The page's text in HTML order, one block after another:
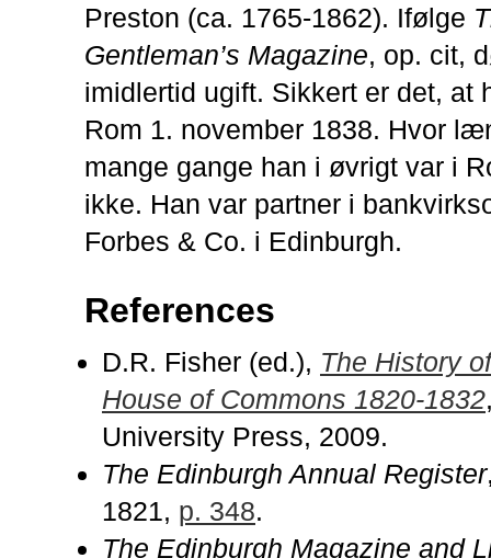
Preston (ca. 1765-1862). Ifølge
Gentleman’s Magazine, op. cit,
imidlertid ugift. Sikkert er det, at
Rom 1. november 1838. Hvor
mange gange han i øvrigt var i
ikke. Han var partner i
Forbes & Co. i Edinburgh.
References
D.R. Fisher (ed.), The History
House of Commons 1820-1832
University Press, 2009.
The Edinburgh Annual Register
1821, p. 348.
The Edinburgh Magazine and